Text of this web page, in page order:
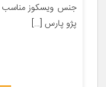
پژو پارس […]